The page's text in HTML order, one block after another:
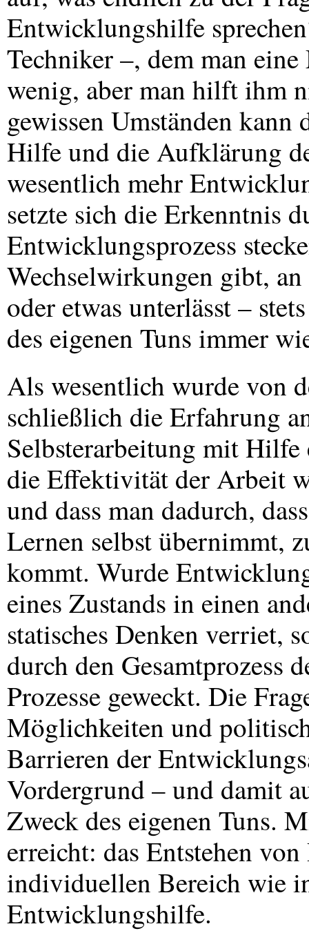
Entwicklungshilfe
Techniker –, dem man
wenig, aber man hilft ihm
gewissen Umständen
Hilfe und die Aufklärung
wesentlich mehr
setzte sich die Erkenntnis
Entwicklungsprozess
Wechselwirkungen gibt,
oder etwas unterlässt –
des eigenen Tuns immer
Als wesentlich wurde von
schließlich die Erfahrung
Selbsterarbeitung mit
die Effektivität der Arbeit
und dass man dadurch,
Lernen selbst übernimmt,
kommt. Wurde
eines Zustands in einen
statisches Denken verriet,
durch den Gesamtprozess
Prozesse geweckt. Die
Möglichkeiten und
Barrieren der
Vordergrund – und damit
Zweck des eigenen Tuns.
erreicht: das Entstehen
individuellen Bereich wie
Entwicklungshilfe.